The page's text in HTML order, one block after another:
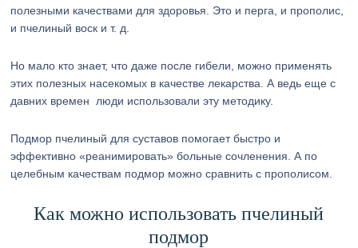
полезными качествами для здоровья. Это и перга, и прополис,
и пчелиный воск и т. д.
Но мало кто знает, что даже после гибели, можно применять
этих полезных насекомых в качестве лекарства. А ведь еще с
давних времен люди использовали эту методику.
Подмор пчелиный для суставов помогает быстро и
эффективно «реанимировать» больные сочленения. А по
целебным качествам подмор можно сравнить с прополисом.
Как можно использовать пчелиный
подмор